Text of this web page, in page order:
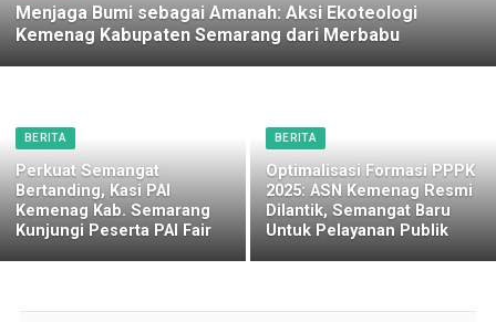
Menjaga Bumi sebagai Amanah: Aksi Ekoteologi
Kemenag Kabupaten Semarang dari Merbabu
BERITA
Perkuat Semangat
Bertanding, Kasi PAI
Kemenag Kab. Semarang
Kunjungi Peserta PAI Fair
BERITA
Optimalisasi Formasi PPPK
2025: ASN Kemenag Resmi
Dilantik, Semangat Baru
Untuk Pelayanan Publik